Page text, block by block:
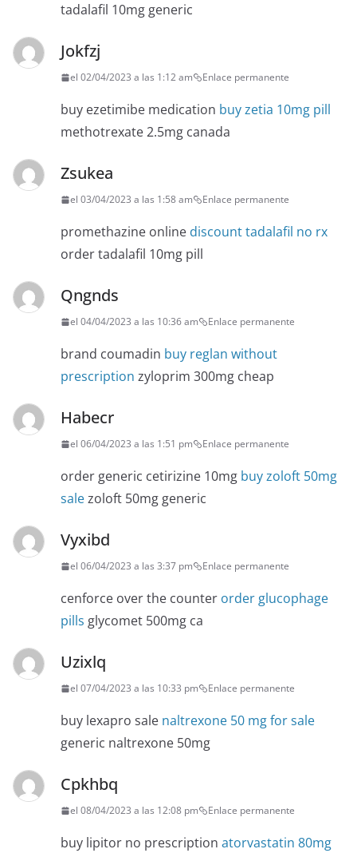
tadalafil 10mg generic
Jokfzj
el 02/04/2023 a las 1:12 am Enlace permanente
buy ezetimibe medication buy zetia 10mg pill
methotrexate 2.5mg canada
Zsukea
el 03/04/2023 a las 1:58 am Enlace permanente
promethazine online discount tadalafil no rx
order tadalafil 10mg pill
Qngnds
el 04/04/2023 a las 10:36 am Enlace permanente
brand coumadin buy reglan without
prescription zyloprim 300mg cheap
Habecr
el 06/04/2023 a las 1:51 pm Enlace permanente
order generic cetirizine 10mg buy zoloft 50mg
salezoloft 50mg generic
Vyxibd
el 06/04/2023 a las 3:37 pm Enlace permanente
cenforce over the counter order glucophage
pills glycomet 500mg ca
Uzixlq
el 07/04/2023 a las 10:33 pm Enlace permanente
buy lexapro sale naltrexone 50 mg for sale
generic naltrexone 50mg
Cpkhbq
el 08/04/2023 a las 12:08 pm Enlace permanente
buy lipitor no prescription atorvastatin 80mg